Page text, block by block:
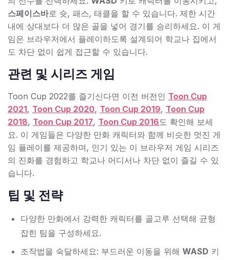
스페이스바로 슛, 패스, 태클을 할 수 있습니다. 제한 시간
내에 상대보다 더 많은 골을 넣어 경기를 승리하세요. 이 게
임은 브라우저에서 플레이하도록 설계되어 학교나 집에서
도 차단 없이 쉽게 접근할 수 있습니다.
관련 및 시리즈 게임
Toon Cup 2022를 즐기신다면 이전 버전인 Toon Cup
2021, Toon Cup 2020, Toon Cup 2019, Toon Cup
2018, Toon Cup 2017, Toon Cup 2016도 확인해 보세
요. 이 게임들은 다양한 만화 캐릭터와 함께 비슷한 멋진 게
임 플레이를 제공하며, 인기 있는 이 브라우저 게임 시리즈
의 진화를 경험하고 학교나 어디서나 차단 없이 즐길 수 있
습니다.
팁 및 전략
다양한 만화에서 강력한 캐릭터를 골고루 선택해 균형
잡힌 팀을 구성하세요.
조작법을 숙달하세요: 부드러운 이동을 위해 WASD 키